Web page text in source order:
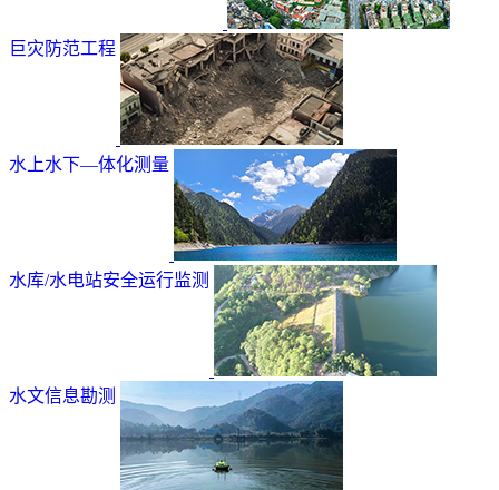
巨灾防范工程
水上水下—体化测量
水库/水电站安全运行监测
水文信息勘测